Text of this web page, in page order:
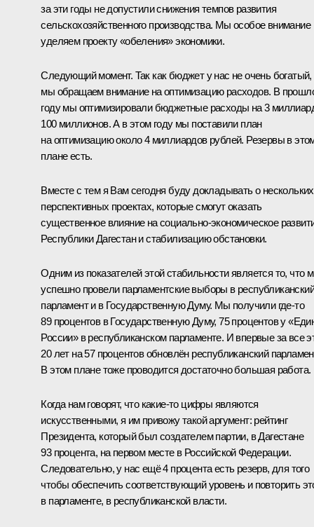
за эти годы не допустили снижения темпов развития
сельскохозяйственного производства. Мы особое внимание
уделяем проекту «обеления» экономики.
Следующий момент. Так как бюджет у нас не очень богатый,
мы обращаем внимание на оптимизацию расходов. В
году мы оптимизировали бюджетные расходы на 3
100 миллионов. А в этом году мы поставили план
на оптимизацию около 4 миллиардов рублей. Резервы в
плане есть.
Вместе с тем я Вам сегодня буду докладывать о нескольких
перспективных проектах, которые смогут оказать
существенное влияние на социально-экономическое
Республики Дагестан и стабилизацию обстановки.
Одним из показателей этой стабильности является то, что
успешно провели парламентские выборы в республиканский
парламент и в Государственную Думу. Мы получили где‑то
89 процентов в Государственную Думу, 75 процентов у
России» в республиканском парламенте. И впервые за все
20 лет на 57 процентов обновлён республиканский
В этом плане тоже проводится достаточно большая работа.
Когда нам говорят, что какие‑то цифры являются
искусственными, я им привожу такой аргумент: рейтинг
Президента, который был создателем партии, в Дагестане
93 процента, на первом месте в Российской Федерации.
Следовательно, у нас ещё 4 процента есть резерв, для того
чтобы обеспечить соответствующий уровень и повторить
в парламенте, в республиканской власти.